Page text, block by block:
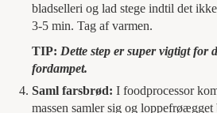
bladselleri og lad stege indtil det
3-5 min. Tag af varmen.
TIP: Dette step er super vigtigt for
fordampet.
Saml farsbrød: I foodprocessor
massen samler sig og